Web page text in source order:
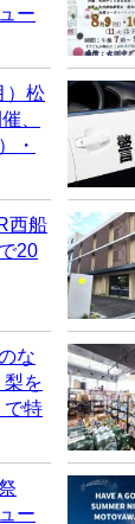
ー
）松
、
・
西船
20
な
梨を
で特
ー